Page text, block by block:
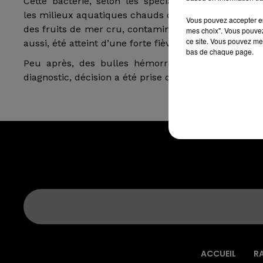
les milieux aquatiques chauds où elle est ingérée
des fruits de mer cru, contaminés, que l’homme a
aussi, été atteint d’une forte fièvre.
Peu après, des bulles hémorragiques
diagnostic, décision a été prise de l’amputer du
ACCUEIL
Vous pouvez accepter
mes choix". Vous
ce site. Vous pouvez
bas de chaque page.